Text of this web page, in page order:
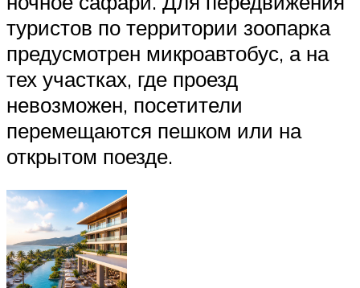
туристов по территории зоопарка
предусмотрен микроавтобус, а на
тех участках, где проезд
невозможен, посетители
перемещаются пешком или на
открытом поезде.